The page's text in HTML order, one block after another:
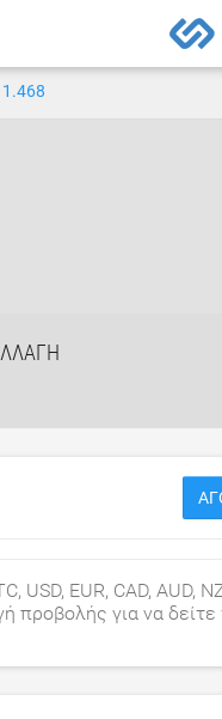
1.468
EUR, CAD, AUD,
προβολής για να